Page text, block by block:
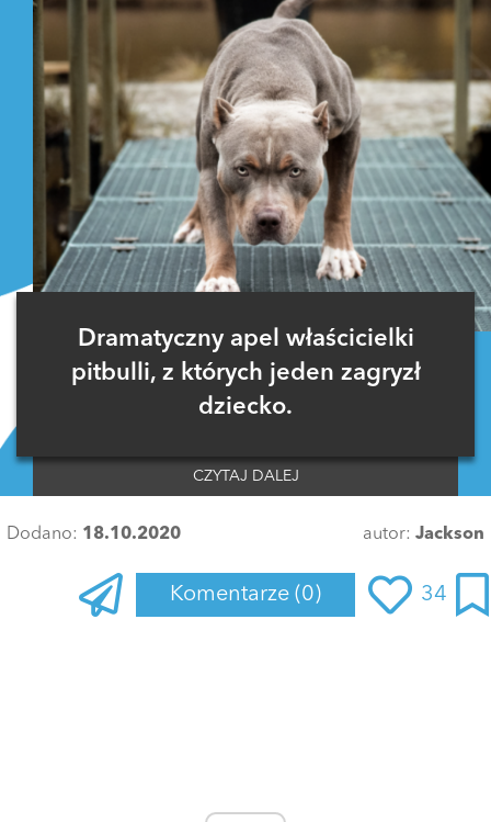
Dramatyczny apel właścicielki
pitbulli, z których jeden zagryzł
dziecko.
CZYTAJ DALEJ
Dodano: 18.10.2020 autor: Jackson
Komentarze (0) 34